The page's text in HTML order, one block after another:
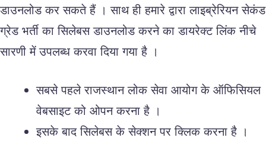
डाउनलोड कर सकते हैं । साथ ही हमारे द्वारा लाइब्रेरियन सेकंड
ग्रेड भर्ती का सिलेबस डाउनलोड करने का डायरेक्ट लिंक नीचे
सारणी में उपलब्ध करवा दिया गया है ।
सबसे पहले राजस्थान लोक सेवा आयोग के ऑफिसियल
वेबसाइट को ओपन करना है ।
इसके बाद सिलेबस के सेक्शन पर क्लिक करना है ।